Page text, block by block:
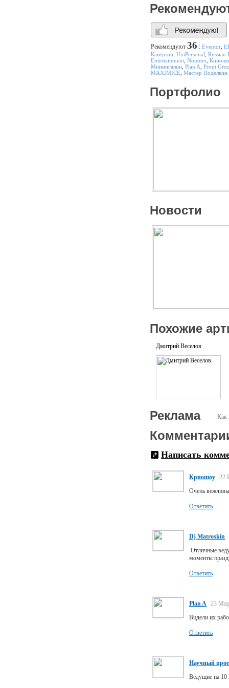
Рекомендуют 36 : Eventor
Каверзин UniPersonal Russian
Entertainment Nommo
Миннигалин Plan A Prout
MAXIMICE Мастер Поделкин
Портфолио
Новости
Похожие
Дмитрий Веселов
Как
Реклама
Написать
Криошоу 22
Очень
Ответить
Dj Matroskin
Отличные
моменты
Ответить
Plan A 23
Видели их
Ответить
Научный
Ведущие на 10